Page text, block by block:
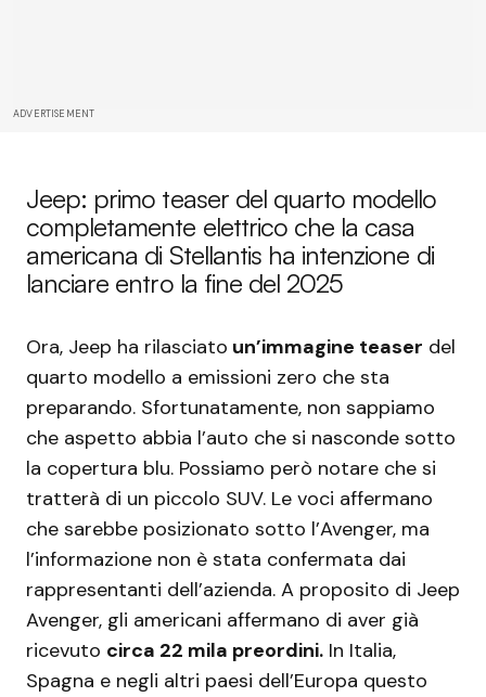
ADVERTISEMENT
Jeep: primo teaser del quarto modello
completamente elettrico che la casa
americana di Stellantis ha intenzione di
lanciare entro la fine del 2025
Ora, Jeep ha rilasciato un’immagine teaser del
quarto modello a emissioni zero che sta
preparando. Sfortunatamente, non sappiamo
che aspetto abbia l’auto che si nasconde sotto
la copertura blu. Possiamo però notare che si
tratterà di un piccolo SUV. Le voci affermano
che sarebbe posizionato sotto l’Avenger, ma
l’informazione non è stata confermata dai
rappresentanti dell’azienda. A proposito di Jeep
Avenger, gli americani affermano di aver già
ricevuto circa 22 mila preordini. In Italia,
Spagna e negli altri paesi dell’Europa questo